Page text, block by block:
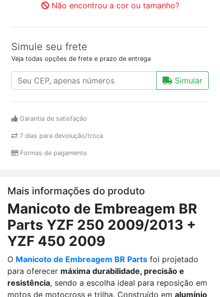
Não encontrou a cor ou tamanho?
Simule seu frete
Veja todas opções de frete e prazo de entrega
Simular
Garantia de satisfação
7 dias para devolução/troca
Formas de pagamento
Mais informações do produto
Manicoto de Embreagem BR
Parts YZF 250 2009/2013 +
YZF 450 2009
O Manicoto de Embreagem BR Parts foi projetado
para oferecer máxima durabilidade, precisão e
resistência, sendo a escolha ideal para reposição em
motos de motocross e trilha. Construído em alumínio